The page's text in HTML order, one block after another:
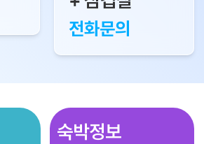
전화문의
숙박정보